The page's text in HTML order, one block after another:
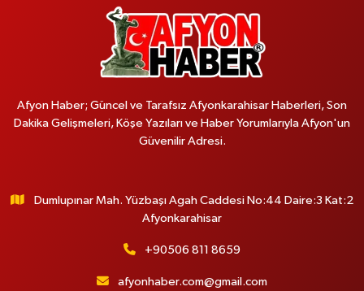
Afyon Haber; Güncel ve Tarafsız Afyonkarahisar Haberleri, Son
Dakika Gelişmeleri, Köşe Yazıları ve Haber Yorumlarıyla Afyon'un
Güvenilir Adresi.
Dumlupınar Mah. Yüzbaşı Agah Caddesi No:44 Daire:3 Kat:2
Afyonkarahisar
+90506 811 8659
afyonhaber.com@gmail.com